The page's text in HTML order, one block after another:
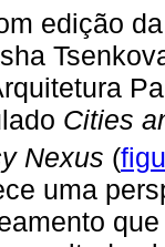
edição
Cities
Nexus (
uma